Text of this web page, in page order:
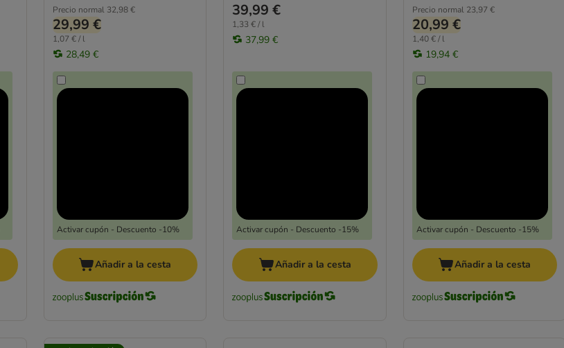
Precio normal 32,98 €
29,99 €
1,07 € / l
28,49 €
Activar cupón - Descuento -10%
Añadir a la cesta
39,99 €
1,33 € / l
37,99 €
Activar cupón - Descuento -15%
Añadir a la cesta
Precio normal 23,97 €
20,99 €
1,40 € / l
19,94 €
Activar cupón - Descuento -15%
Añadir a la cesta